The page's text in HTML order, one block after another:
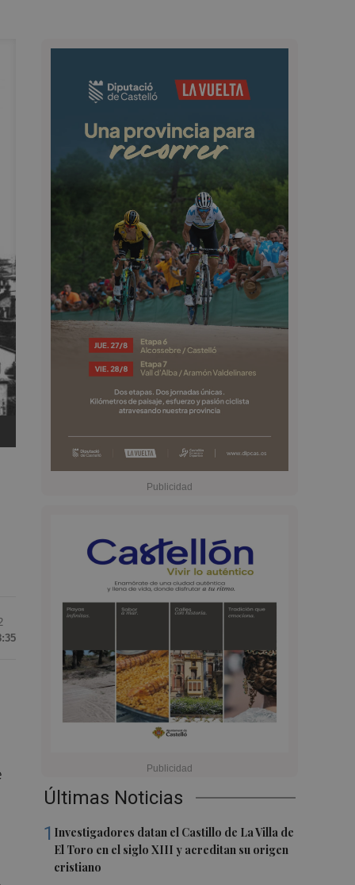
Últimas Noticias
1 Investigadores datan el Castillo de La Villa de
El Toro en el siglo XIII y acreditan su origen
cristiano